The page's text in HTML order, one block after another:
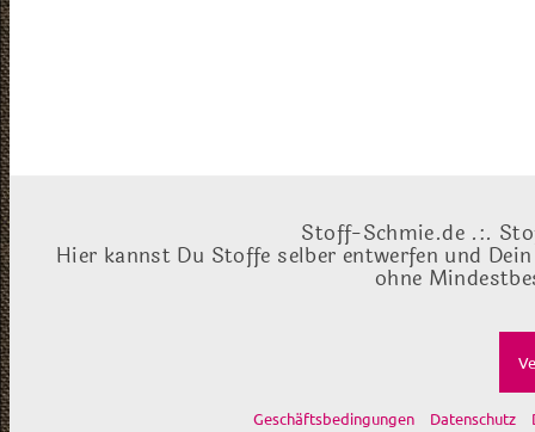
Stoff-Schmie.de .:.
Hier kannst Du Stoffe selber entwerfen und
ohne
Geschäftsbedingungen Datenschutz